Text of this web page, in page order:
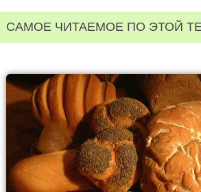
САМОЕ ЧИТАЕМОЕ ПО ЭТОЙ